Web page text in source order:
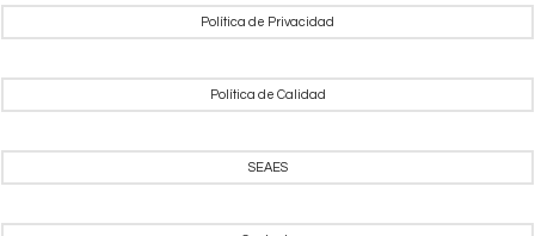
Política de Privacidad
Política de Calidad
SEAES